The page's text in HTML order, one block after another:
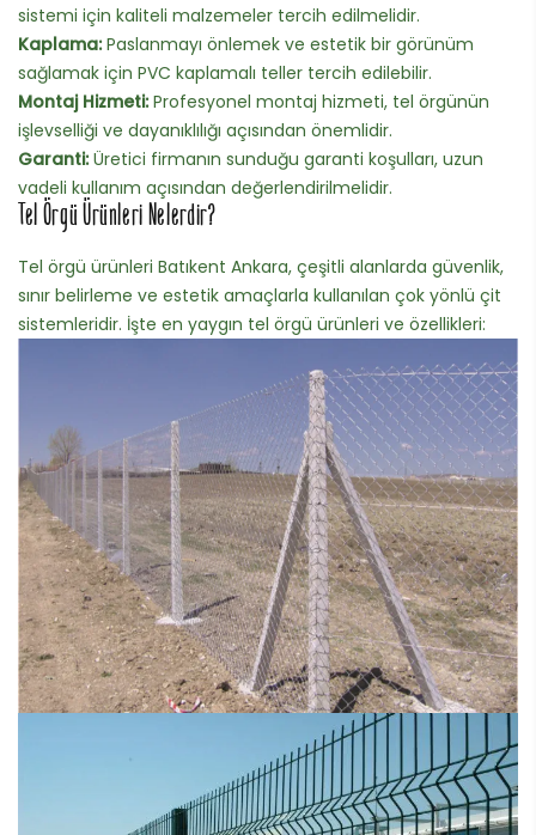
sistemi için kaliteli malzemeler tercih edilmelidir.
Kaplama:Paslanmayı önlemek ve estetik bir görünüm
sağlamak için PVC kaplamalı teller tercih edilebilir.
Montaj Hizmeti:Profesyonel montaj hizmeti, tel örgünün
işlevselliği ve dayanıklılığı açısından önemlidir.
Garanti:Üretici firmanın sunduğu garanti koşulları, uzun
vadeli kullanım açısından değerlendirilmelidir.
Tel Örgü Ürünleri Nelerdir?
Tel örgü ürünleri Batıkent Ankara, çeşitli alanlarda güvenlik,
sınır belirleme ve estetik amaçlarla kullanılan çok yönlü çit
sistemleridir. İşte en yaygın tel örgü ürünleri ve özellikleri: